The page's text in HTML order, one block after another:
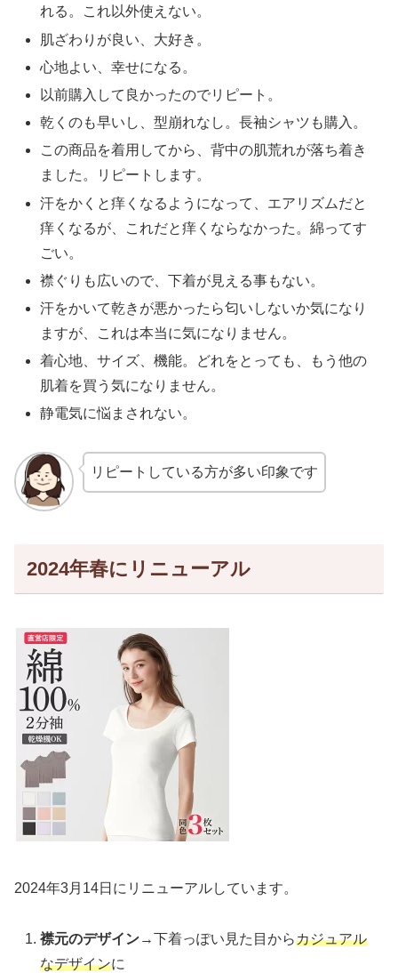
れる。これ以外使えない。
肌ざわりが良い、大好き。
心地よい、幸せになる。
以前購入して良かったのでリピート。
乾くのも早いし、型崩れなし。長袖シャツも購入。
この商品を着用してから、背中の肌荒れが落ち着き
ました。リピートします。
汗をかくと痒くなるようになって、エアリズムだと
痒くなるが、これだと痒くならなかった。綿ってす
ごい。
襟ぐりも広いので、下着が見える事もない。
汗をかいて乾きが悪かったら匂いしないか気になり
ますが、これは本当に気になりません。
着心地、サイズ、機能。どれをとっても、もう他の
肌着を買う気になりません。
静電気に悩まされない。
リピートしている方が多い印象です
2024年春にリニューアル
2024年3月14日にリニューアルしています。
襟元のデザイン→下着っぽい見た目からカジュアル
なデザインに